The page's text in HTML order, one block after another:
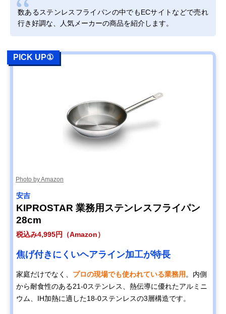
数あるステンレスフライパンの中でもECサイトなどで売れ
行き好調な、人気メーカーの商品を紹介します。
PICK UP①
Photo by Amazon
安吉
KIPROSTAR 業務用ステンレスフライパン
28cm
税込み4,995円（Amazon）
焦げ付きにくいヘアライン加工が特長
家庭だけでなく、 プロの現場でも使われている業務用 。内側
から耐食性のある21-0ステンレス、熱伝導に優れたアルミニ
ウム、IH加熱に適した18-0ステンレスの3層構造です。